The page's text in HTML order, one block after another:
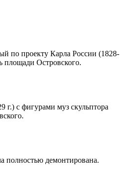
по проекту Карла России (1828-
площади Островского.
г.) с фигурами муз скульптора
полностью демонтирована.